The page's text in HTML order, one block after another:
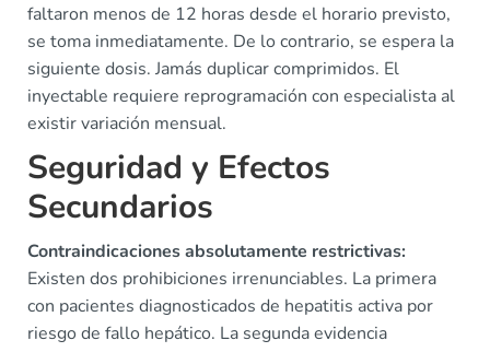
faltaron menos de 12 horas desde el horario previsto,
se toma inmediatamente. De lo contrario, se espera la
siguiente dosis. Jamás duplicar comprimidos. El
inyectable requiere reprogramación con especialista al
existir variación mensual.
Seguridad y Efectos
Secundarios
Contraindicaciones absolutamente restrictivas:
Existen dos prohibiciones irrenunciables. La primera
con pacientes diagnosticados de hepatitis activa por
riesgo de fallo hepático. La segunda evidencia